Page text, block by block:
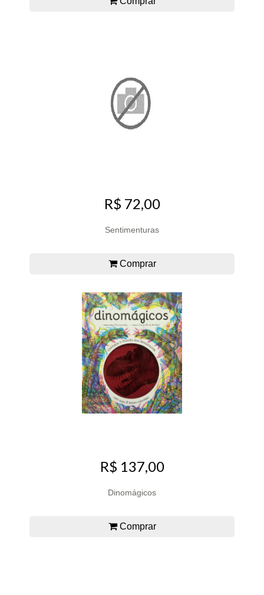
R$ 72,00
Sentimenturas
Comprar
R$ 137,00
Dinomágicos
Comprar